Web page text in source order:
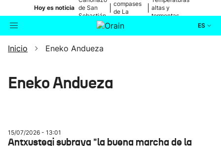
Hoy es noticia de San
Sebastián
compases
de La
altas y
tormentas
ES
Buscador Actualidad
Inicio Eneko Andueza
Eneko Andueza
15/07/2026 - 13:01
Antxustegi subraya "la buena marcha de la